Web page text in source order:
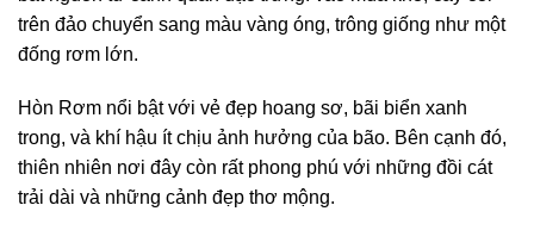
trên đảo chuyển sang màu vàng óng, trông giống như một
đống rơm lớn.
Hòn Rơm nổi bật với vẻ đẹp hoang sơ, bãi biển xanh
trong, và khí hậu ít chịu ảnh hưởng của bão. Bên cạnh đó,
thiên nhiên nơi đây còn rất phong phú với những đồi cát
trải dài và những cảnh đẹp thơ mộng.